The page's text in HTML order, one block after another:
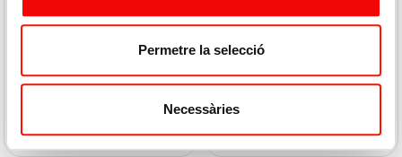
Permetre la selecció
Necessàries
9,32 € / L
6,99 €
COMPRAR
5,27 € / L
COMPRAR